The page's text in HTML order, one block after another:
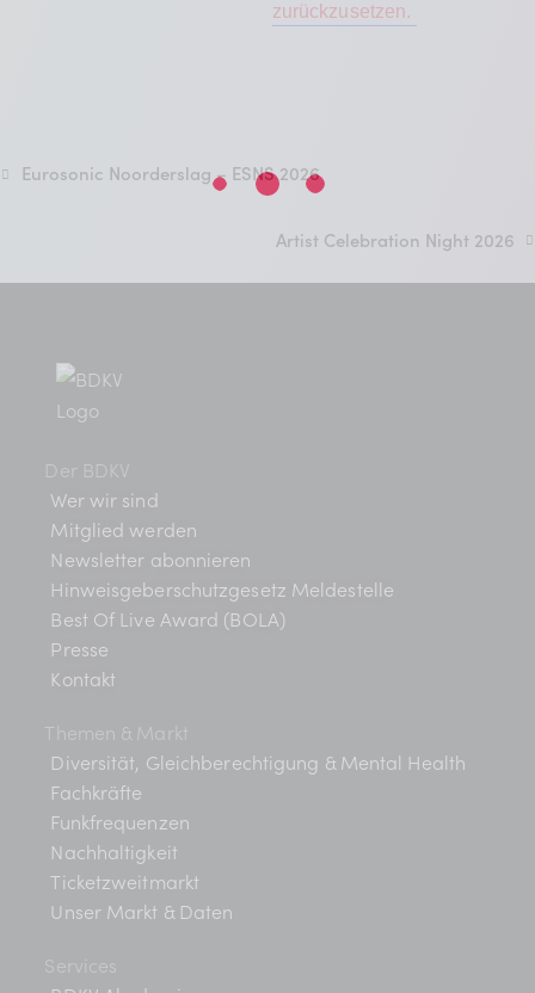
zurückzusetzen.
Eurosonic Noorderslag – ESNS 2026
Artist Celebration Night 2026
Der BDKV
Wer wir sind
Mitglied werden
Newsletter abonnieren
Hinweisgeberschutzgesetz Meldestelle
Best Of Live Award (BOLA)
Presse
Kontakt
Themen & Markt
Diversität, Gleichberechtigung & Mental Health
Fachkräfte
Funkfrequenzen
Nachhaltigkeit
Ticketzweitmarkt
Unser Markt & Daten
Services